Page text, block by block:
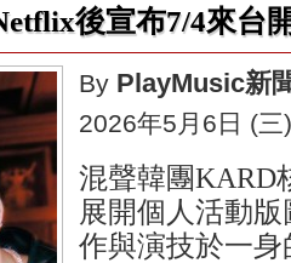
後宣布7/4來台
By PlayMusic新
2026年5月6日 (三)
混聲韓團KARD
展開個人活動
作與演技於一